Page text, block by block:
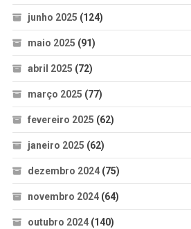
junho 2025 (124)
maio 2025 (91)
abril 2025 (72)
março 2025 (77)
fevereiro 2025 (62)
janeiro 2025 (62)
dezembro 2024(75)
novembro 2024(64)
outubro 2024(140)